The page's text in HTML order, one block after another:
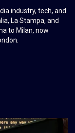
industry, tech, and
La Stampa, and
to Milan, now